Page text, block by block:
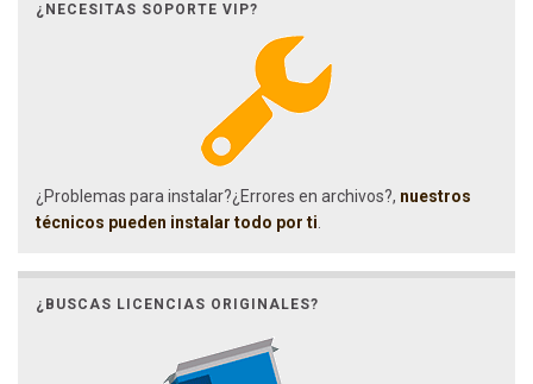
¿NECESITAS SOPORTE VIP?
¿Problemas para instalar?¿Errores en archivos?, nuestros
técnicos pueden instalar todo por ti.
¿BUSCAS LICENCIAS ORIGINALES?